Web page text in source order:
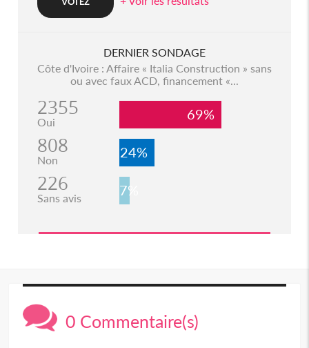
DERNIER SONDAGE
Côte d'Ivoire : Affaire « Italia Construction » sans
ou avec faux ACD, financement «...
2355
Oui 69%
808
Non 24%
226
Sans avis 7%
0 Commentaire(s)